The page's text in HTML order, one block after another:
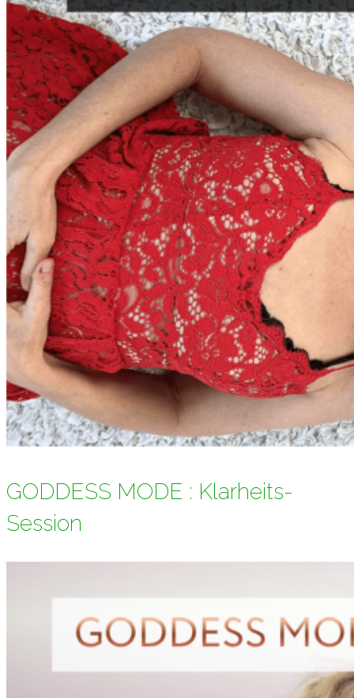
GODDESS MODE : Klarheits-
Session